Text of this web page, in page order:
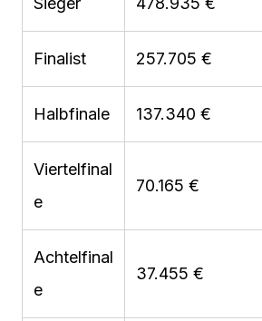
Finalist 257.705 €
Halbfinale 137.340 €
Viertelfinal
e
70.165 €
Achtelfinal
e
37.455 €